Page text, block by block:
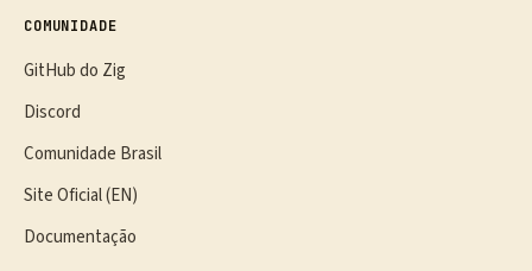
COMUNIDADE
GitHub do Zig
Discord
Comunidade Brasil
Site Oficial (EN)
Documentação